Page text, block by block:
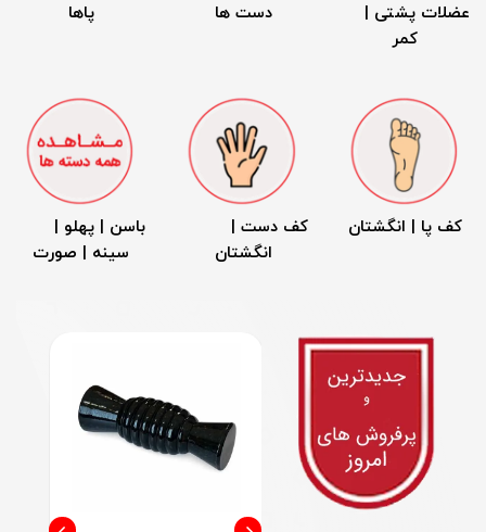
عضلات پشتی |
کمر
دست ها پاها
کف پا | انگشتان
کف دست |
انگشتان
باسن | پهلو |
سینه | صورت